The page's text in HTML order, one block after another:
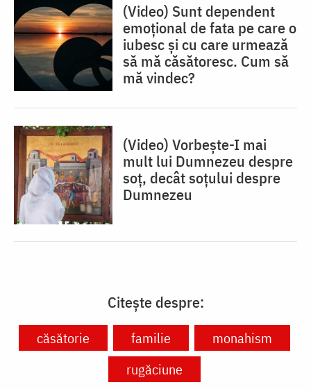
(Video) Sunt dependent
emoțional de fata pe care o
iubesc și cu care urmează
să mă căsătoresc. Cum să
mă vindec?
(Video) Vorbește-I mai
mult lui Dumnezeu despre
soț, decât soțului despre
Dumnezeu
Citește despre:
căsătorie familie
monahism
rugăciune